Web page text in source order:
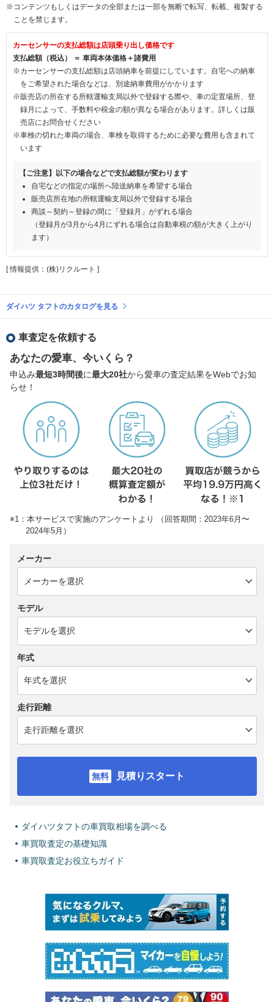
※コンテンツもしくはデータの全部または一部を無断で転写、転載、複製する
ことを禁じます。
カーセンサーの支払総額は店頭乗り出し価格です
支払総額（税込） ＝ 車両本体価格＋諸費用
※カーセンサーの支払総額は店頭納車を前提にしています。自宅への納車
をご希望された場合などは、別途納車費用がかかります
※販売店の所在する所轄運輸支局以外で登録する際や、車の定置場所、登
録月によって、手数料や税金の額が異なる場合があります。詳しくは販
売店にお問合せください
※車検の切れた車両の場合、車検を取得するために必要な費用も含まれて
います
【ご注意】以下の場合などで支払総額が変わります
自宅などの指定の場所へ陸送納車を希望する場合
販売店所在地の所轄運輸支局以外で登録する場合
商談～契約～登録の間に「登録月」がずれる場合
（登録月が3月から4月にずれる場合は自動車税の額が大きく上がり
ます）
[ 情報提供：(株)リクルート ]
ダイハツ タフトのカタログを見る
車査定を依頼する
あなたの愛車、今いくら？
申込み最短3時間後に最大20社から愛車の査定結果をWebでお知
らせ！
※1：本サービスで実施のアンケートより （回答期間：2023年6月〜
2024年5月）
メーカー
モデル
年式
走行距離
見積りスタート
ダイハツタフトの車買取相場を調べる
車買取査定の基礎知識
車買取査定お役立ちガイド